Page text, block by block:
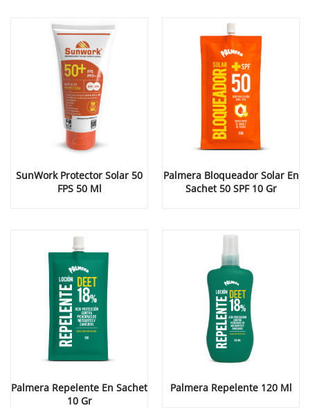
SunWork Protector Solar 50
FPS 50 Ml
Palmera Bloqueador Solar En
Sachet 50 SPF 10 Gr
Palmera Repelente En Sachet
10 Gr
Palmera Repelente 120 Ml